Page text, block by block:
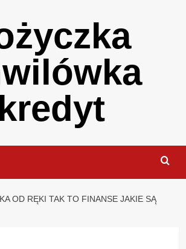
kredyt
OD RĘKI TAK TO FINANSE JAKIE SĄ